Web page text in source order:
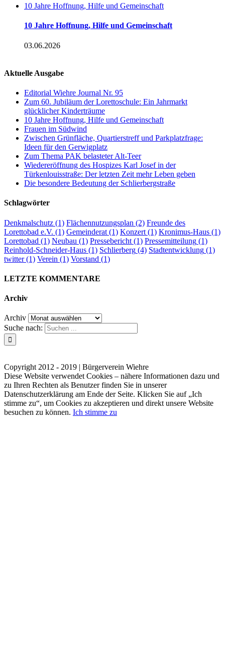
10 Jahre Hoffnung, Hilfe und Gemeinschaft
10 Jahre Hoffnung, Hilfe und Gemeinschaft
03.06.2026
Aktuelle Ausgabe
Editorial Wiehre Journal Nr. 95
Zum 60. Jubiläum der Lorettoschule: Ein Jahrmarkt
glücklicher Kinderträume
10 Jahre Hoffnung, Hilfe und Gemeinschaft
Frauen im Südwind
Zwischen Grünfläche, Quartierstreff und Parkplatzfrage:
Ideen für den Gerwigplatz
Zum Thema PAK belasteter Alt-Teer
Wiedereröffnung des Hospizes Karl Josef in der
Türkenlouisstraße: Der letzten Zeit mehr Leben geben
Die besondere Bedeutung der Schlierbergstraße
Schlagwörter
Denkmalschutz (1) Flächennutzungsplan (2) Freunde des
Lorettobad e.V. (1) Gemeinderat (1) Konzert (1) Kronimus-Haus (1)
Lorettobad (1) Neubau (1) Pressebericht (1) Pressemitteilung (1)
Reinhold-Schneider-Haus (1) Schlierberg (4) Stadtentwicklung (1)
twitter(1) Verein (1) Vorstand (1)
LETZTE KOMMENTARE
Archiv
Archiv
Suche nach:
Copyright 2012 - 2019 | Bürgerverein Wiehre
Diese Website verwendet Cookies – nähere Informationen dazu und
zu Ihren Rechten als Benutzer finden Sie in unserer
Datenschutzerklärung am Ende der Seite. Klicken Sie auf „Ich
stimme zu“, um Cookies zu akzeptieren und direkt unsere Website
besuchen zu können. Ich stimme zu